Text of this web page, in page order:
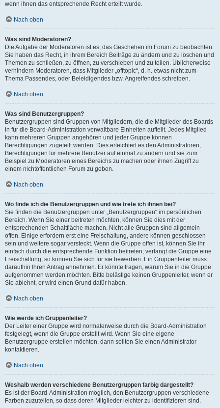
wenn ihnen das entsprechende Recht erteilt wurde.
Nach oben
Was sind Moderatoren?
Die Aufgabe der Moderatoren ist es, das Geschehen im Forum zu beobachten.
Sie haben das Recht, in ihrem Bereich Beiträge zu ändern und zu löschen und
Themen zu schließen, zu öffnen, zu verschieben und zu teilen. Üblicherweise
verhindern Moderatoren, dass Mitglieder „offtopic“, d. h. etwas nicht zum
Thema Passendes, oder Beleidigendes bzw. Angreifendes schreiben.
Nach oben
Was sind Benutzergruppen?
Benutzergruppen sind Gruppen von Mitgliedern, die die Mitglieder des Boards
in für die Board-Administration verwaltbare Einheiten aufteilt. Jedes Mitglied
kann mehreren Gruppen angehören und jeder Gruppe können
Berechtigungen zugeteilt werden. Dies erleichtert es den Administratoren,
Berechtigungen für mehrere Benutzer auf einmal zu ändern und sie zum
Beispiel zu Moderatoren eines Bereichs zu machen oder ihnen Zugriff zu
einem nichtöffentlichen Forum zu geben.
Nach oben
Wo finde ich die Benutzergruppen und wie trete ich ihnen bei?
Sie finden die Benutzergruppen unter „Benutzergruppen“ im persönlichen
Bereich. Wenn Sie einer beitreten möchten, können Sie dies mit der
entsprechenden Schaltfläche machen. Nicht alle Gruppen sind allgemein
offen. Einige erfordern erst eine Freischaltung, andere können geschlossen
sein und weitere sogar versteckt. Wenn die Gruppe offen ist, können Sie ihr
einfach durch die entsprechende Funktion beitreten; verlangt die Gruppe eine
Freischaltung, so können Sie sich für sie bewerben. Ein Gruppenleiter muss
daraufhin Ihren Antrag annehmen. Er könnte fragen, warum Sie in die Gruppe
aufgenommen werden möchten. Bitte belästige keinen Gruppenleiter, wenn er
Sie ablehnt, er wird einen Grund dafür haben.
Nach oben
Wie werde ich Gruppenleiter?
Der Leiter einer Gruppe wird normalerweise durch die Board-Administration
festgelegt, wenn die Gruppe erstellt wird. Wenn Sie eine eigene
Benutzergruppe erstellen möchten, dann sollten Sie einen Administrator
kontaktieren.
Nach oben
Weshalb werden verschiedene Benutzergruppen farbig dargestellt?
Es ist der Board-Administration möglich, den Benutzergruppen verschiedene
Farben zuzuteilen, so dass deren Mitglieder leichter zu identifizieren sind.